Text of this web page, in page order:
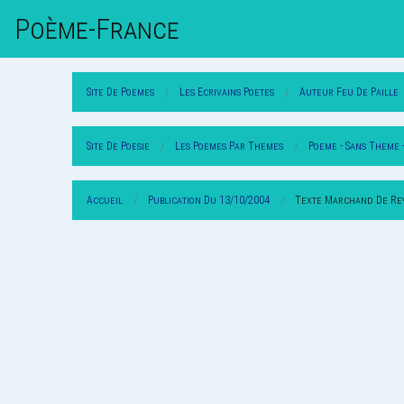
Poème-FrAnce
Site De Poemes Les Ecrivains Poetes Auteur Feu De Paille
Site De Poesie Les Poemes Par Themes Poeme - Sans Theme -
Accueil Publication Du 13/10/2004 Texte Marchand De